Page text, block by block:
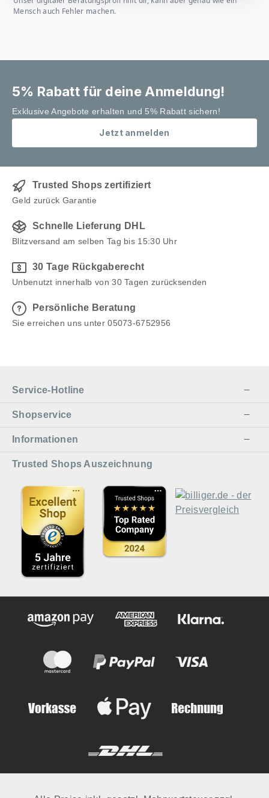
Mensch auch Fehler machen.
5% Rabatt für deine Anmeldung!
Exklusive Angebote erhalten und 5% Rabatt sichern!
Jetzt anmelden
Trusted Shops zertifiziert
Geld zurück Garantie
Schnelle Lieferung DHL
Blitzversand am selben Tag bis 15:30 Uhr
30 Tage Rückgaberecht
Unbenutzt innerhalb von 30 Tagen zurücksenden
Persönliche Beratung
Sie erreichen uns unter 05073-6752956
Service-Hotline
Shopservice
Informationen
Trusted Shops Auszeichnung